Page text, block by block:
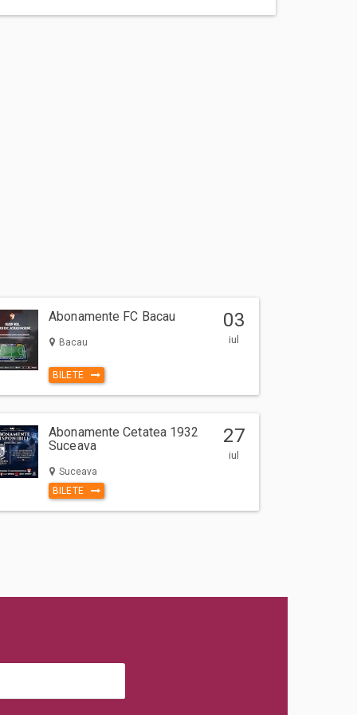
Abonamente FC Bacau
Bacau
BILETE
03
iul
Abonamente Cetatea 1932
Suceava
Suceava
BILETE
27
iul